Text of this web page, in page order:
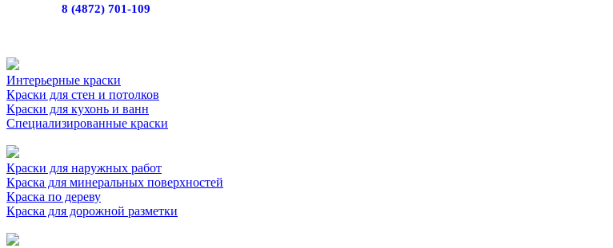
8 (4872) 701-109
Интерьерные краски
Краски для стен и потолков
Краски для кухонь и ванн
Специализированные краски
Краски для наружных работ
Краска для минеральных поверхностей
Краска по дереву
Краска для дорожной разметки